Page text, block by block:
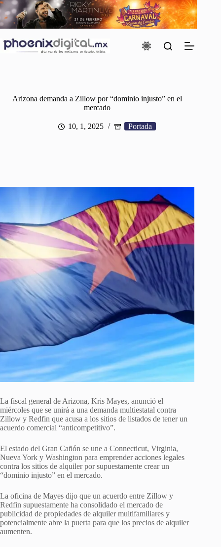
Saltar
al
contenido
Arizona demanda a Zillow por “dominio injusto” en el
mercado
10, 1, 2025 Portada
La fiscal general de Arizona, Kris Mayes, anunció el
miércoles que se unirá a una demanda multiestatal contra
Zillow y Redfin que acusa a los sitios de listados de tener un
acuerdo comercial “anticompetitivo”.
El estado del Gran Cañón se une a Connecticut, Virginia,
Nueva York y Washington para emprender acciones legales
contra los sitios de alquiler por supuestamente crear un
“dominio injusto” en el mercado.
La oficina de Mayes dijo que un acuerdo entre Zillow y
Redfin supuestamente ha consolidado el mercado de
publicidad de propiedades de alquiler multifamiliares y
potencialmente abre la puerta para que los precios de alquiler
aumenten.